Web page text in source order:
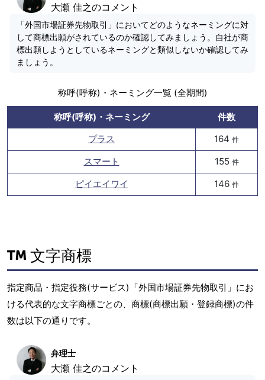
大瀬 佳之のコメント
「外国市場証券先物取引」においてどのようなネーミングに対
して商標出願がされているのか確認してみましょう。自社が商
標出願しようとしているネーミングと類似しないか確認してみ
ましょう。
称呼(呼称)・ネーミング一覧 (全期間)
称呼(呼称)・ネーミング
件数
プラス
164 件
スマート 155 件
ピイエイワイ 146 件
文字商標
指定商品・指定役務(サービス)「外国市場証券先物取引」にお
ける代表的な文字商標ごとの、商標(商標出願・登録商標)の件
数は以下の通りです。
弁理士
大瀬 佳之のコメント